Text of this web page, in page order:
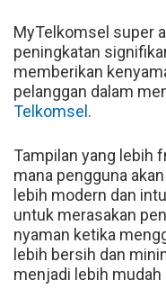
MyTelkomsel super
peningkatan
memberikan
pelanggan dalam
Telkomsel.
Tampilan yang lebih
mana pengguna
lebih modern dan
untuk merasakan
nyaman ketika
lebih bersih dan
menjadi lebih